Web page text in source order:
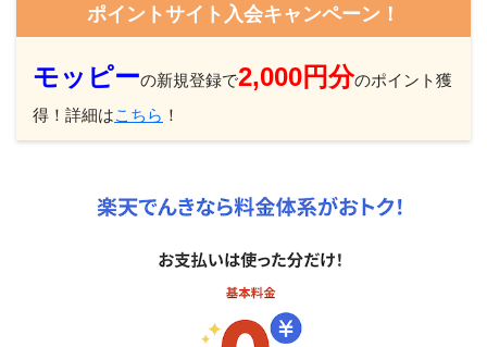
ポイントサイト入会キャンペーン！
モッピーの新規登録で2,000円分のポイント獲
得！詳細はこちら ！